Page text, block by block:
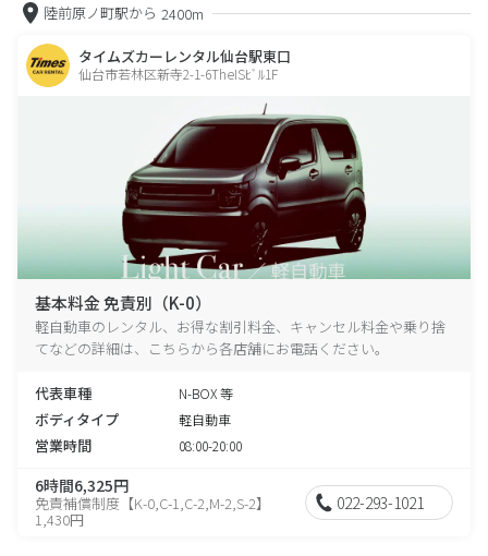
陸前原ノ町駅から 2400m
タイムズカーレンタル仙台駅東口
仙台市若林区新寺2-1-6TheISﾋﾞﾙ1F
基本料金 免責別（K-0）
軽自動車のレンタル、お得な割引料金、キャンセル料金や乗り捨
てなどの詳細は、こちらから各店舗にお電話ください。
代表車種 N-BOX 等
ボディタイプ 軽自動車
営業時間 08:00-20:00
6時間6,325円
免責補償制度【K-0,C-1,C-2,M-2,S-2】
1,430円
022-293-1021